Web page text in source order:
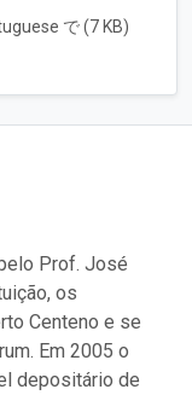
で (7 KB)
Prof. José
os
Centeno e se
Em 2005 o
depositário de